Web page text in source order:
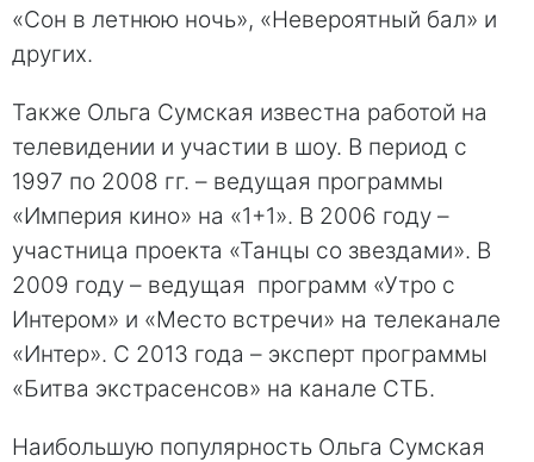
«Сон в летнюю ночь», «Невероятный бал» и
других.
Также Ольга Сумская известна работой на
телевидении и участии в шоу. В период с
1997 по 2008 гг. – ведущая программы
«Империя кино» на «1+1». В 2006 году –
участница проекта «Танцы со звездами». В
2009 году – ведущая программ «Утро с
Интером» и «Место встречи» на телеканале
«Интер». С 2013 года – эксперт программы
«Битва экстрасенсов» на канале СТБ.
Наибольшую популярность Ольга Сумская